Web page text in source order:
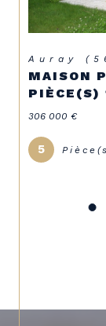
Auray
MAISON
PIÈCE(S)
306 000 €
5